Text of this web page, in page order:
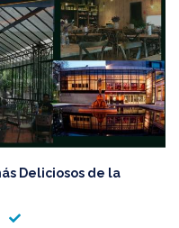
Deliciosos de la